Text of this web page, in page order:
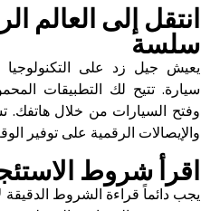
انتقل إلى العالم
سلسة
يعيش جيل زد على التكنولوجيا
سيارة. تتيح لك التطبيقات
وفتح السيارات من خلال هاتفك.
والإيصالات الرقمية على توفير
اقرأ شروط
يجب دائماً قراءة الشروط الدقيقة